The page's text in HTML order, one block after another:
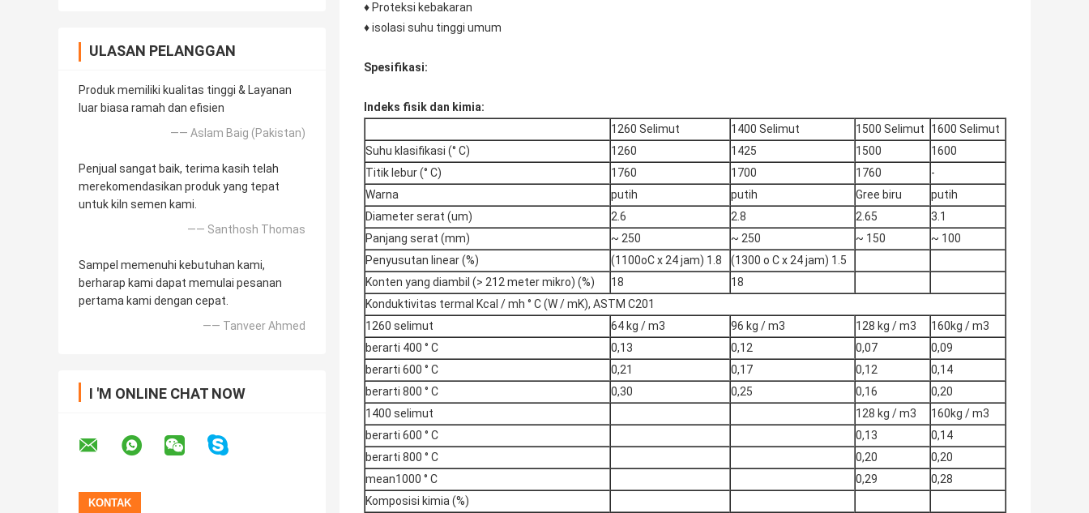
ULASAN PELANGGAN
Produk memiliki kualitas tinggi & Layanan
luar biasa ramah dan efisien
—— Aslam Baig (Pakistan)
Penjual sangat baik, terima kasih telah
merekomendasikan produk yang tepat
untuk kiln semen kami.
—— Santhosh Thomas
Sampel memenuhi kebutuhan kami,
berharap kami dapat memulai pesanan
pertama kami dengan cepat.
—— Tanveer Ahmed
I 'M ONLINE CHAT NOW
♦ Proteksi kebakaran
♦ isolasi suhu tinggi umum
Spesifikasi:
Indeks fisik dan kimia:
1260 Selimut
1400 Selimut 1500 Selimut
1600 Selimut
Suhu klasifikasi (° C)
1260 1425 1500
1600
Titik lebur (° C)
1760 1700 1760
-
Warna
putih putih Gree biru
putih
Diameter serat (um)
2.6 2.8 2.65
3.1
Panjang serat (mm)
~ 250 ~ 250 ~ 150
~ 100
Penyusutan linear (%)
(1100oC x 24 jam) 1.8
(1300 o C x 24 jam) 1.5
Konten yang diambil (> 212 meter mikro) (%)
18
18
Konduktivitas termal Kcal / mh ° C (W / mK), ASTM C201
1260 selimut
64 kg / m3 96 kg / m3 128 kg / m3
160kg / m3
berarti 400 ° C
0,13 0,12 0,07
0,09
berarti 600 ° C
0,21 0,17 0,12
0,14
berarti 800 ° C
0,30 0,25 0,16
0,20
1400 selimut
128 kg / m3
160kg / m3
berarti 600 ° C
0,13
0,14
berarti 800 ° C
0,20
0,20
mean1000 ° C
0,29
0,28
Komposisi kimia (%)